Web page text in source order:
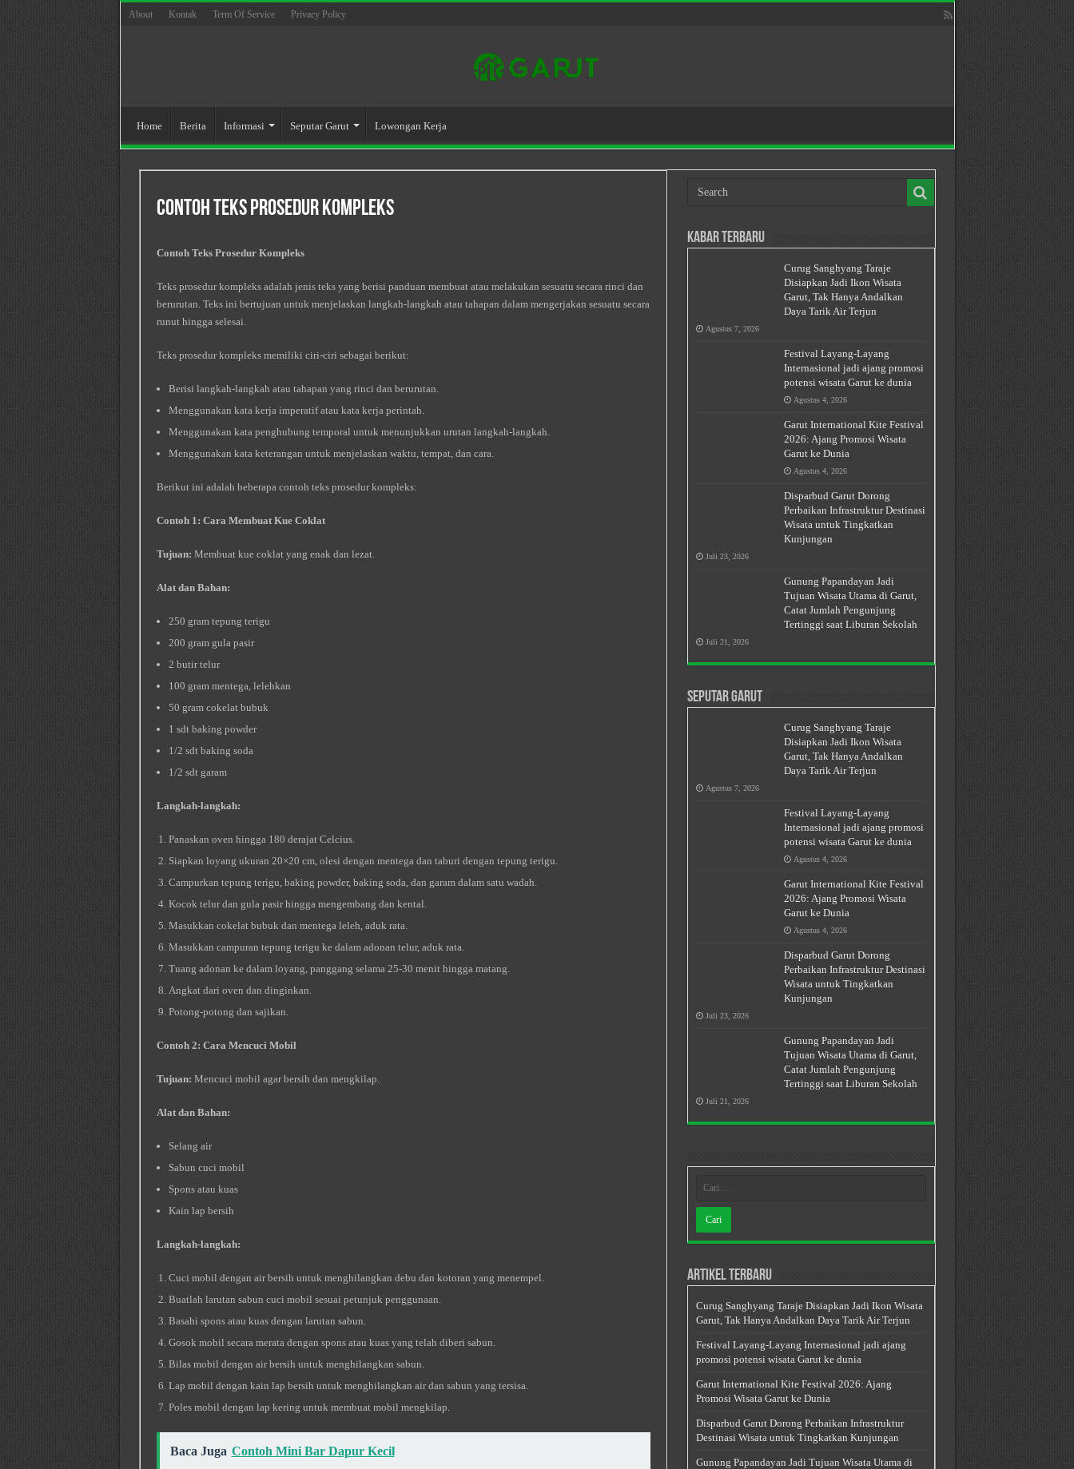
About Kontak Term Of Service Privacy Policy
Home Berita Informasi Seputar Garut Lowongan Kerja
Contoh Teks Prosedur Kompleks
Contoh Teks Prosedur Kompleks
Teks prosedur kompleks adalah jenis teks yang berisi panduan membuat atau melakukan sesuatu secara rinci dan
berurutan. Teks ini bertujuan untuk menjelaskan langkah-langkah atau tahapan dalam mengerjakan sesuatu secara
runut hingga selesai.
Teks prosedur kompleks memiliki ciri-ciri sebagai berikut:
Berisi langkah-langkah atau tahapan yang rinci dan berurutan.
Menggunakan kata kerja imperatif atau kata kerja perintah.
Menggunakan kata penghubung temporal untuk menunjukkan urutan langkah-langkah.
Menggunakan kata keterangan untuk menjelaskan waktu, tempat, dan cara.
Berikut ini adalah beberapa contoh teks prosedur kompleks:
Contoh 1: Cara Membuat Kue Coklat
Tujuan: Membuat kue coklat yang enak dan lezat.
Alat dan Bahan:
250 gram tepung terigu
200 gram gula pasir
2 butir telur
100 gram mentega, lelehkan
50 gram cokelat bubuk
1 sdt baking powder
1/2 sdt baking soda
1/2 sdt garam
Langkah-langkah:
Panaskan oven hingga 180 derajat Celcius.
Siapkan loyang ukuran 20×20 cm, olesi dengan mentega dan taburi dengan tepung terigu.
Campurkan tepung terigu, baking powder, baking soda, dan garam dalam satu wadah.
Kocok telur dan gula pasir hingga mengembang dan kental.
Masukkan cokelat bubuk dan mentega leleh, aduk rata.
Masukkan campuran tepung terigu ke dalam adonan telur, aduk rata.
Tuang adonan ke dalam loyang, panggang selama 25-30 menit hingga matang.
Angkat dari oven dan dinginkan.
Potong-potong dan sajikan.
Contoh 2: Cara Mencuci Mobil
Tujuan: Mencuci mobil agar bersih dan mengkilap.
Alat dan Bahan:
Selang air
Sabun cuci mobil
Spons atau kuas
Kain lap bersih
Langkah-langkah:
Cuci mobil dengan air bersih untuk menghilangkan debu dan kotoran yang menempel.
Buatlah larutan sabun cuci mobil sesuai petunjuk penggunaan.
Basahi spons atau kuas dengan larutan sabun.
Gosok mobil secara merata dengan spons atau kuas yang telah diberi sabun.
Bilas mobil dengan air bersih untuk menghilangkan sabun.
Lap mobil dengan kain lap bersih untuk menghilangkan air dan sabun yang tersisa.
Poles mobil dengan lap kering untuk membuat mobil mengkilap.
Baca Juga Contoh Mini Bar Dapur Kecil
Kabar Terbaru
Curug Sanghyang Taraje
Disiapkan Jadi Ikon Wisata
Garut, Tak Hanya Andalkan
Daya Tarik Air Terjun
Agustus 7, 2026
Festival Layang-Layang
Internasional jadi ajang promosi
potensi wisata Garut ke dunia
Agustus 4, 2026
Garut International Kite Festival
2026: Ajang Promosi Wisata
Garut ke Dunia
Agustus 4, 2026
Disparbud Garut Dorong
Perbaikan Infrastruktur Destinasi
Wisata untuk Tingkatkan
Kunjungan
Juli 23, 2026
Gunung Papandayan Jadi
Tujuan Wisata Utama di Garut,
Catat Jumlah Pengunjung
Tertinggi saat Liburan Sekolah
Juli 21, 2026
Seputar Garut
Curug Sanghyang Taraje
Disiapkan Jadi Ikon Wisata
Garut, Tak Hanya Andalkan
Daya Tarik Air Terjun
Agustus 7, 2026
Festival Layang-Layang
Internasional jadi ajang promosi
potensi wisata Garut ke dunia
Agustus 4, 2026
Garut International Kite Festival
2026: Ajang Promosi Wisata
Garut ke Dunia
Agustus 4, 2026
Disparbud Garut Dorong
Perbaikan Infrastruktur Destinasi
Wisata untuk Tingkatkan
Kunjungan
Juli 23, 2026
Gunung Papandayan Jadi
Tujuan Wisata Utama di Garut,
Catat Jumlah Pengunjung
Tertinggi saat Liburan Sekolah
Juli 21, 2026
Artikel Terbaru
Curug Sanghyang Taraje Disiapkan Jadi Ikon Wisata
Garut, Tak Hanya Andalkan Daya Tarik Air Terjun
Festival Layang-Layang Internasional jadi ajang
promosi potensi wisata Garut ke dunia
Garut International Kite Festival 2026: Ajang
Promosi Wisata Garut ke Dunia
Disparbud Garut Dorong Perbaikan Infrastruktur
Destinasi Wisata untuk Tingkatkan Kunjungan
Gunung Papandayan Jadi Tujuan Wisata Utama di